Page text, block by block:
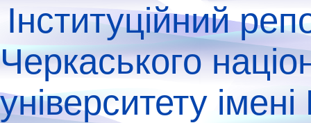
Інституційний
Черкаського
університету